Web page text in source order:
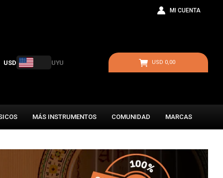
MÁS INSTRUMENTOS COMUNIDAD MARCAS
USD 0,00
USD UYU